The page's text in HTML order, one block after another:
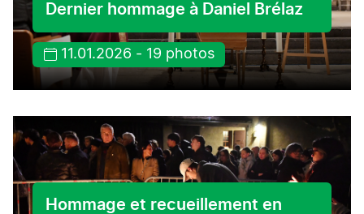
Dernier hommage à Daniel Brélaz
11.01.2026 - 19 photos
Hommage et recueillement en